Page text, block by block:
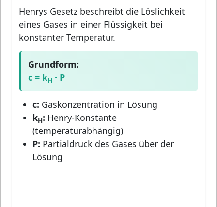
Henrys Gesetz beschreibt die Löslichkeit
eines Gases in einer Flüssigkeit bei
konstanter Temperatur.
Grundform:
c = kH · P
c: Gaskonzentration in Lösung
kH: Henry-Konstante
(temperaturabhängig)
P: Partialdruck des Gases über der
Lösung